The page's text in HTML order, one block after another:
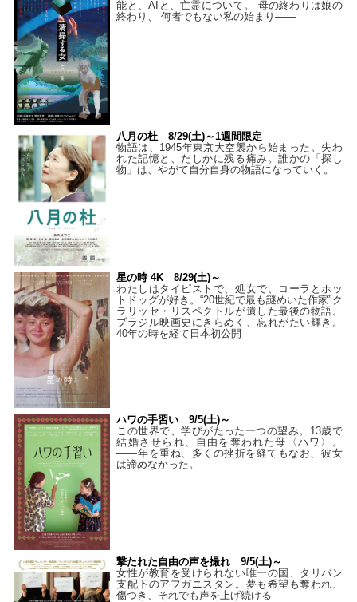
能と、AIと、亡霊について。 母の終わりは娘の
終わり、 何者でもない私の始まり――
八月の杜 8/29(土)～1週間限定
物語は、1945年東京大空襲から始まった。失わ
れた記憶と、たしかに残る痛み。誰かの「探し
物」は、やがて自分自身の物語になっていく。
星の時 4K 8/29(土)～
わたしはタイピストで、処⼥で、コーラとホッ
トドッグが好き。“20世紀で最も謎めいた作家”ク
ラリッセ・リスペクトルが遺した最後の物語。
ブラジル映画史にきらめく、忘れがたい輝き。
40年の時を経て⽇本初公開
ハワの手習い 9/5(土)～
この世界で、学びがたった一つの望み。13歳で
結婚させられ、自由を奪われた母〈ハワ〉。
——年を重ね、多くの挫折を経てもなお、彼女
は諦めなかった。
撃たれた自由の声を撮れ 9/5(土)～
女性が教育を受けられない唯一の国、タリバン
支配下のアフガニスタン。夢も希望も奪われ、
傷つき、それでも声を上げ続ける——